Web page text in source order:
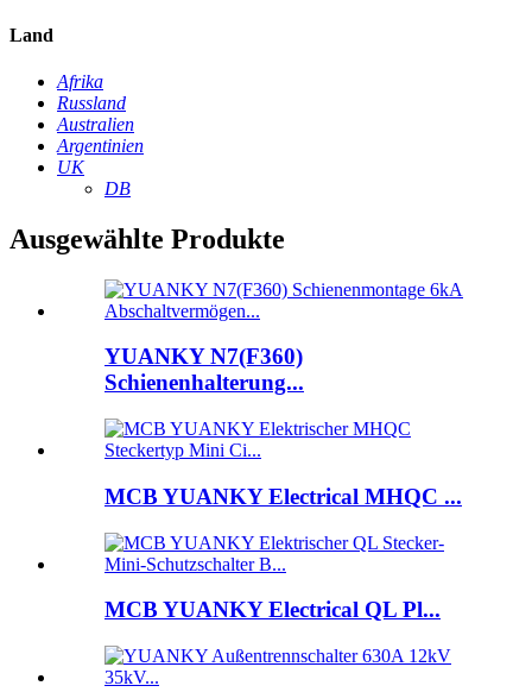
Land
Afrika
Russland
Australien
Argentinien
UK
DB
Ausgewählte Produkte
YUANKY N7(F360)
Schienenhalterung...
MCB YUANKY Electrical MHQC ...
MCB YUANKY Electrical QL Pl...